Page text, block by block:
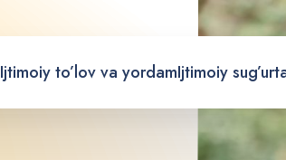
Ijtimoiy to’lov va yordamIjtimoiy